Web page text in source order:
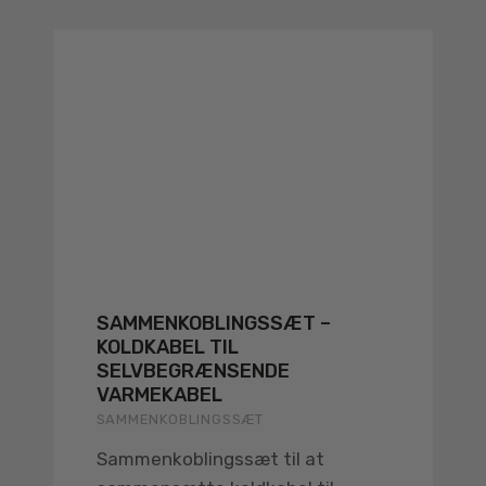
SAMMENKOBLINGSSÆT –
KOLDKABEL TIL
SELVBEGRÆNSENDE
VARMEKABEL
SAMMENKOBLINGSSÆT
Sammenkoblingssæt til at